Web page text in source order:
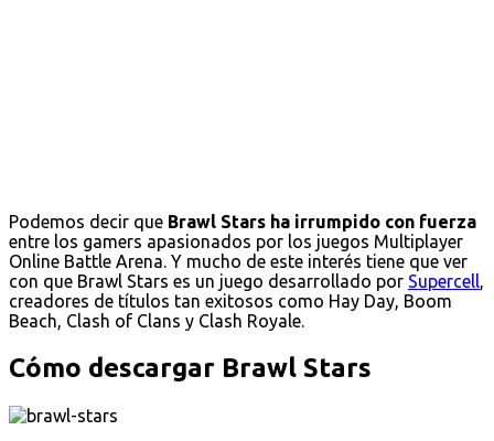
Podemos decir que Brawl Stars ha irrumpido con fuerza
entre los gamers apasionados por los juegos Multiplayer
Online Battle Arena. Y mucho de este interés tiene que ver
con que Brawl Stars es un juego desarrollado por Supercell,
creadores de títulos tan exitosos como Hay Day, Boom
Beach, Clash of Clans y Clash Royale.
Cómo descargar Brawl Stars